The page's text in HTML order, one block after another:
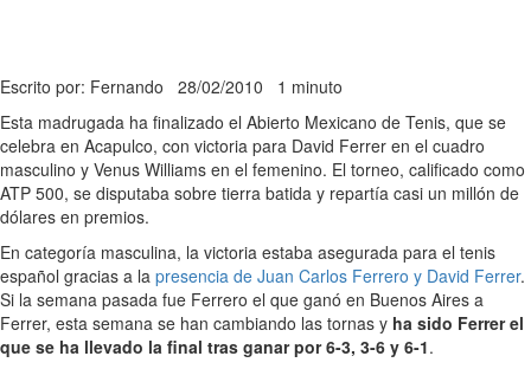
Escrito por: Fernando 28/02/2010 1 minuto
Esta madrugada ha finalizado el Abierto Mexicano de Tenis, que se
celebra en Acapulco, con victoria para David Ferrer en el cuadro
masculino y Venus Williams en el femenino. El torneo, calificado como
ATP 500, se disputaba sobre tierra batida y repartía casi un millón de
dólares en premios.
En categoría masculina, la victoria estaba asegurada para el tenis
español gracias a la presencia de Juan Carlos Ferrero y David Ferrer.
Si la semana pasada fue Ferrero el que ganó en Buenos Aires a
Ferrer, esta semana se han cambiando las tornas y ha sido Ferrer el
que se ha llevado la final tras ganar por 6-3, 3-6 y 6-1.